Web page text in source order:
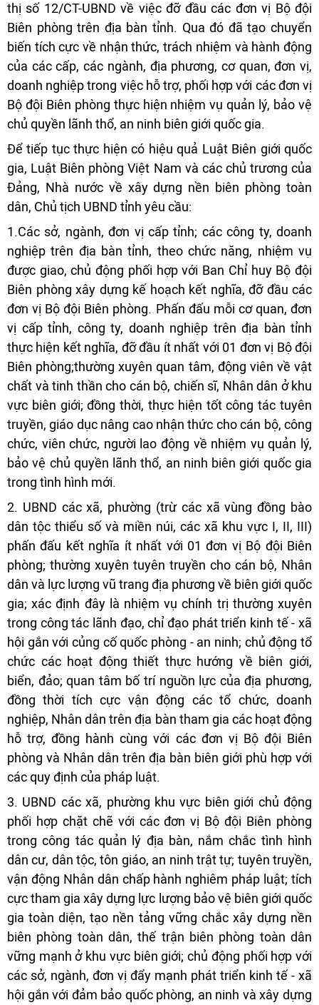
thị số 12/CT-UBND về việc đỡ đầu các đơn vị Bộ đội
Biên phòng trên địa bàn tỉnh. Qua đó đã tạo chuyển
biến tích cực về nhận thức, trách nhiệm và hành động
của các cấp, các ngành, địa phương, cơ quan, đơn vị,
doanh nghiệp trong việc hỗ trợ, phối hợp với các đơn vị
Bộ đội Biên phòng thực hiện nhiệm vụ quản lý, bảo vệ
chủ quyền lãnh thổ, an ninh biên giới quốc gia.
Để tiếp tục thực hiện có hiệu quả Luật Biên giới quốc
gia, Luật Biên phòng Việt Nam và các chủ trương của
Đảng, Nhà nước về xây dựng nền biên phòng toàn
dân, Chủ tịch UBND tỉnh yêu cầu:
1.Các sở, ngành, đơn vị cấp tỉnh; các công ty, doanh
nghiệp trên địa bàn tỉnh, theo chức năng, nhiệm vụ
được giao, chủ động phối hợp với Ban Chỉ huy Bộ đội
Biên phòng xây dựng kế hoạch kết nghĩa, đỡ đầu các
đơn vị Bộ đội Biên phòng. Phấn đấu mỗi cơ quan, đơn
vị cấp tỉnh, công ty, doanh nghiệp trên địa bàn tỉnh
thực hiện kết nghĩa, đỡ đầu ít nhất với 01 đơn vị Bộ đội
Biên phòng;thường xuyên quan tâm, động viên về vật
chất và tinh thần cho cán bộ, chiến sĩ, Nhân dân ở khu
vực biên giới; đồng thời, thực hiện tốt công tác tuyên
truyền, giáo dục nâng cao nhận thức cho cán bộ, công
chức, viên chức, người lao động về nhiệm vụ quản lý,
bảo vệ chủ quyền lãnh thổ, an ninh biên giới quốc gia
trong tình hình mới.
2. UBND các xã, phường (trừ các xã vùng đồng bào
dân tộc thiểu số và miền núi, các xã khu vực I, II, III)
phấn đấu kết nghĩa ít nhất với 01 đơn vị Bộ đội Biên
phòng; thường xuyên tuyên truyền cho cán bộ, Nhân
dân và lực lượng vũ trang địa phương về biên giới quốc
gia; xác định đây là nhiệm vụ chính trị thường xuyên
trong công tác lãnh đạo, chỉ đạo phát triển kinh tế - xã
hội gắn với củng cố quốc phòng - an ninh; chủ động tổ
chức các hoạt động thiết thực hướng về biên giới,
biển, đảo; quan tâm bố trí nguồn lực của địa phương,
đồng thời tích cực vận động các tổ chức, doanh
nghiệp, Nhân dân trên địa bàn tham gia các hoạt động
hỗ trợ, đồng hành cùng với các đơn vị Bộ đội Biên
phòng và Nhân dân trên địa bàn biên giới phù hợp với
các quy định của pháp luật.
3. UBND các xã, phường khu vực biên giới chủ động
phối hợp chặt chẽ với các đơn vị Bộ đội Biên phòng
trong công tác quản lý địa bàn, nắm chắc tình hình
dân cư, dân tộc, tôn giáo, an ninh trật tự; tuyên truyền,
vận động Nhân dân chấp hành nghiêm pháp luật; tích
cực tham gia xây dựng lực lượng bảo vệ biên giới quốc
gia toàn diện, tạo nền tảng vững chắc xây dựng nền
biên phòng toàn dân, thế trận biên phòng toàn dân
vững mạnh ở khu vực biên giới; chủ động phối hợp với
các sở, ngành, đơn vị đẩy mạnh phát triển kinh tế - xã
hội gắn với đảm bảo quốc phòng, an ninh và xây dựng